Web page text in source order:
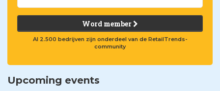
Word member
Al 2.500 bedrijven zijn onderdeel van de RetailTrends-
community
Upcoming events